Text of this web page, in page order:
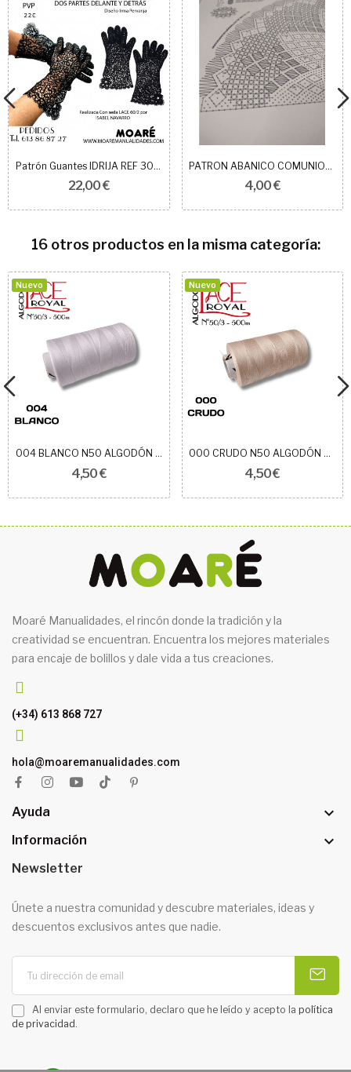
Patrón Guantes IDRIJA REF 304001/02
22,00 €
PATRON ABANICO COMUNION 03 8+9.5cm
4,00 €
16 otros productos en la misma categoría:
Nuevo
004 BLANCO N50 ALGODÓN EGIPCIO ROYAL
4,50 €
Nuevo
000 CRUDO N50 ALGODÓN EGIPCIO ROYAL
4,50 €
Moaré Manualidades, el rincón donde la tradición y la
creatividad se encuentran. Encuentra los mejores materiales
para encaje de bolillos y dale vida a tus creaciones.
(+34) 613 868 727
hola@moaremanualidades.com
Ayuda 
Información 
Newsletter
Únete a nuestra comunidad y descubre materiales, ideas y
descuentos exclusivos antes que nadie.
Al enviar este formulario, declaro que he leído y acepto la política
de privacidad .